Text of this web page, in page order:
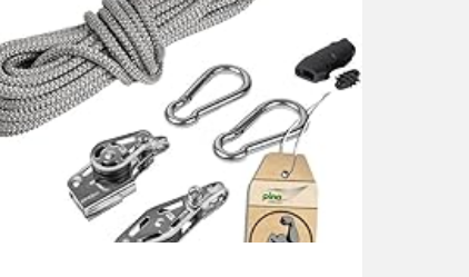
KLETTERPFLANZEN,
PROFI-
SYSTEM
KOMPLETTSET
MIT
WANDHALTERN
UND